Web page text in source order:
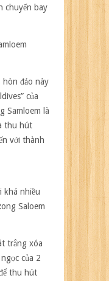
chuyến bay
hòn đảo này
của
Samloem là
thu hút
với thành
khá nhiều
Saloem
trắng xóa
của 2
thu hút